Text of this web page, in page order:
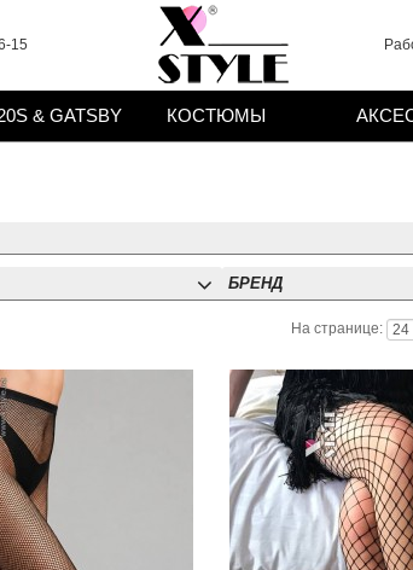
15
БРЕНД
На странице:
& GATSBY КОСТЮМЫ